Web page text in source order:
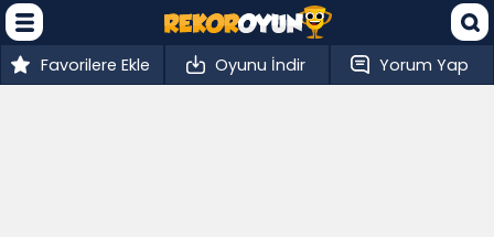
Favorilere Ekle Oyunu İndir Yorum Yap